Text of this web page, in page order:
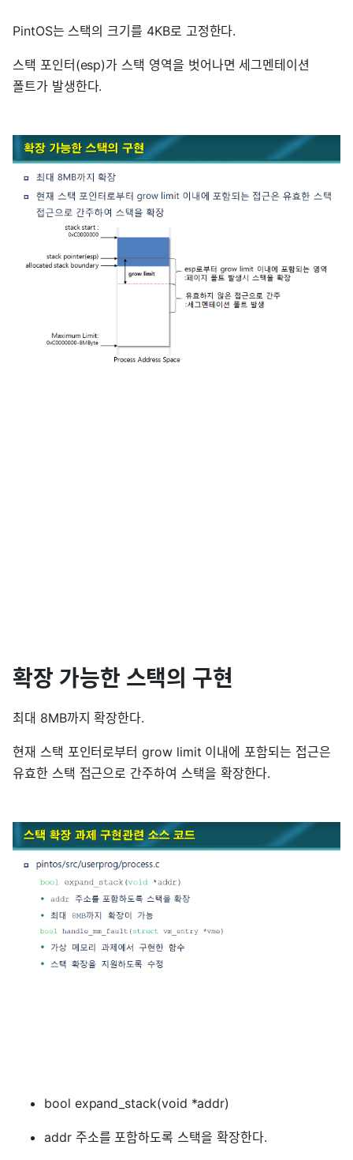
PintOS는 스택의 크기를 4KB로 고정한다.
스택 포인터(esp)가 스택 영역을 벗어나면 세그멘테이션
폴트가 발생한다.
확장 가능한 스택의 구현
최대 8MB까지 확장한다.
현재 스택 포인터로부터 grow limit 이내에 포함되는 접근은
유효한 스택 접근으로 간주하여 스택을 확장한다.
bool expand_stack(void *addr)
addr 주소를 포함하도록 스택을 확장한다.